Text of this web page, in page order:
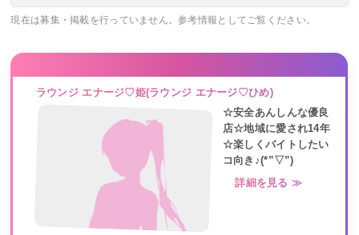
現在は募集・掲載を行っていません。参考情報としてご覧ください。
ラウンジ エナージ♡姫(ラウンジ エナージ♡ひめ)
☆安全あんしんな優良
店☆地域に愛され14年
☆楽しくバイトしたい
コ向き♪(*”▽”)
詳細を見る ≫